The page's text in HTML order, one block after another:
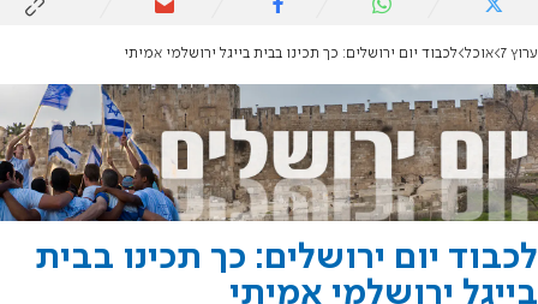
ערוץ 7 אוכל לכבוד יום ירושלים: כך תכינו בבית בייגל ירושלמי אמיתי
לכבוד יום ירושלים: כך תכינו בבית
בייגל ירושלמי אמיתי